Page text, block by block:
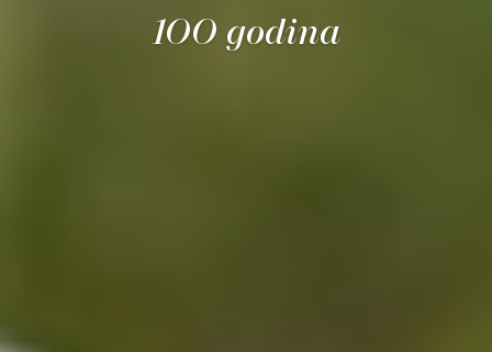
100 godina